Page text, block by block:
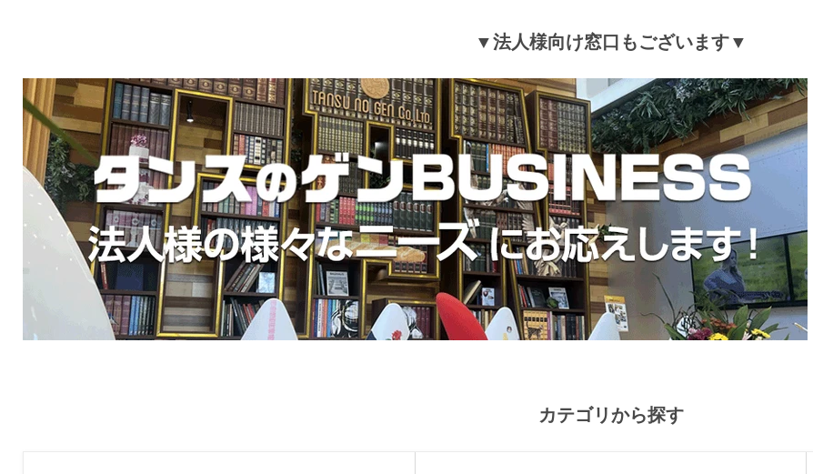
組み立てがめんどくさっかたが、商品は素晴らしい。
高！
>>タンスのゲンが返信しました
この度は、タンスのゲンをご利用いただき誠にあ
ざいます。
商品の価格帯や機能性にご満足いただけたようで大
く思っております。
今後も、お客様にご満足いただけるような商品・
提供に努めて参りますのでタンスのゲンをよろしく
たします。
またのご利用、心よりお待ちしております。
▼法人様向け窓口もございます▼
カテゴリから探す